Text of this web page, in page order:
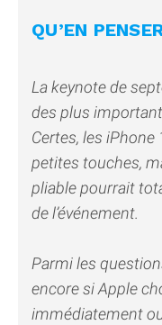
QU’EN
La keynote de
des plus
Certes, les
petites touches,
pliable pourrait
de l’événement.
Parmi les
encore si Apple
immédiatement